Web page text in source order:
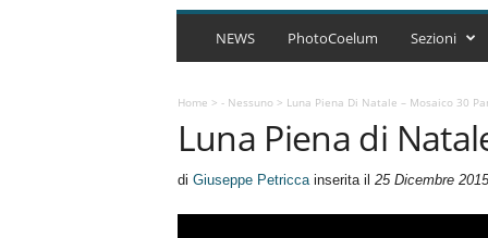
C
u
m
r
NEWS PhotoCoelum Sezioni
Home > - Nessuno> Luna Piena Di Natale – Mosaico 30
Luna Piena di
di Giuseppe Petriccainserita il 25 Dicembre 2015